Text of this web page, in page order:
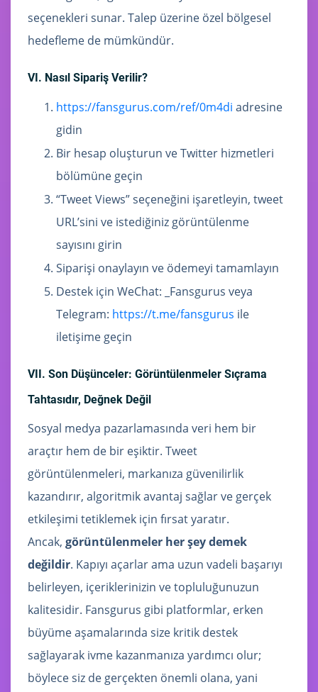
seçenekleri sunar. Talep üzerine özel bölgesel
hedefleme de mümkündür.
VI. Nasıl Sipariş Verilir?
https://fansgurus.com/ref/0m4di adresine
gidin
Bir hesap oluşturun ve Twitter hizmetleri
bölümüne geçin
“Tweet Views” seçeneğini işaretleyin, tweet
URL’sini ve istediğiniz görüntülenme
sayısını girin
Siparişi onaylayın ve ödemeyi tamamlayın
Destek için WeChat: _Fansgurus veya
Telegram: https://t.me/fansgurus ile
iletişime geçin
VII. Son Düşünceler: Görüntülenmeler Sıçrama
Tahtasıdır, Değnek Değil
Sosyal medya pazarlamasında veri hem bir
araçtır hem de bir eşiktir. Tweet
görüntülenmeleri, markanıza güvenilirlik
kazandırır, algoritmik avantaj sağlar ve gerçek
etkileşimi tetiklemek için fırsat yaratır.
Ancak, görüntülenmeler her şey demek
değildir. Kapıyı açarlar ama uzun vadeli başarıyı
belirleyen, içeriklerinizin ve topluluğunuzun
kalitesidir. Fansgurus gibi platformlar, erken
büyüme aşamalarında size kritik destek
sağlayarak ivme kazanmanıza yardımcı olur;
böylece siz de gerçekten önemli olana, yani